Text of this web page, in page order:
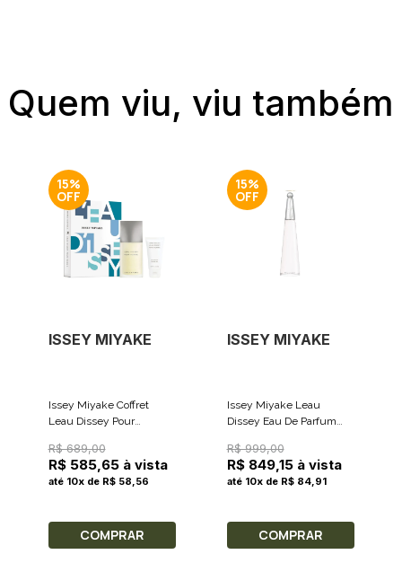
Quem viu, viu também
15%
ISSEY MIYAKE
Issey Miyake Coffret
Leau Dissey Pour
75ml + Gel de Banho 50ml
R$ 689,00
R$ 585,65 à vista
até 10x de R$ 58,56
COMPRAR
15%
ISSEY MIYAKE
Issey Miyake Leau
Dissey Eau De Parfum
Feminino 100ml
R$ 999,00
R$ 849,15 à vista
até 10x de R$ 84,91
COMPRAR